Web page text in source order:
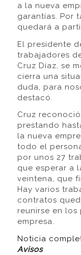
a la nueva
garantías. Por
quedará a
El presidente
trabajadores
Cruz Díaz, se
cierra una
duda, para
destacó.
Cruz
prestando
la nueva
todo el
por unos 27
que esperar a
veintena, que
Hay varios
contratos
reunirse en
empresa.
Noticia
Avisos